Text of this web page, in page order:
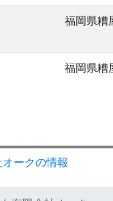
福岡県糟
福岡県糟
ークの情報